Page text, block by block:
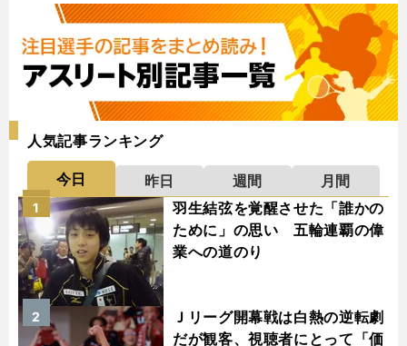
人気記事ランキング
今日 昨日 週間
月間
羽生結弦を覚醒させた「誰かの
ために」の思い 五輪連覇の偉
業への道のり
1
Ｊリーグ開幕戦は白熱の逆転劇
だが観客、視聴者にとって「価
2